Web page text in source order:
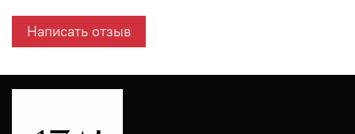
Написать отзыв